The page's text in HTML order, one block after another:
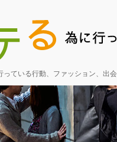
ている行動、ファッション、出